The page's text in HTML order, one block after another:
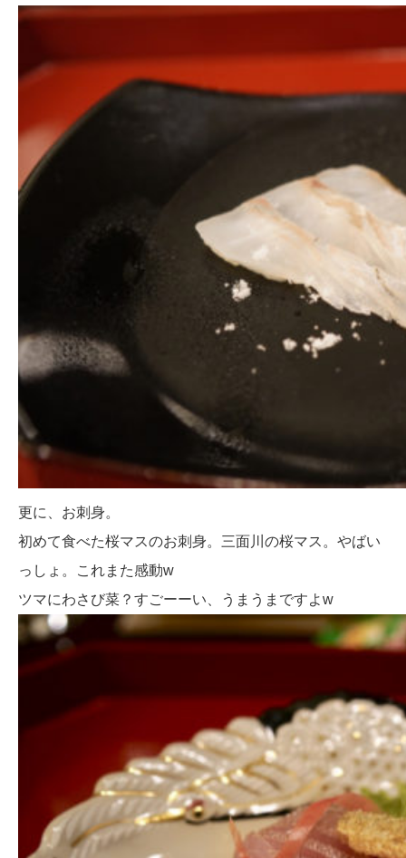
更に、お刺身。
初めて食べた桜マスのお刺身。三面川の桜マス。やばい
っしょ。これまた感動w
ツマにわさび菜？すごーーい、うまうまですよw